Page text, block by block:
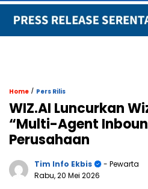
Home / Pers Rilis
WIZ.AI Luncurkan
“Multi-Agent
Perusahaan
Tim Info Ekbis
- Pewarta
Rabu, 20 Mei 2026